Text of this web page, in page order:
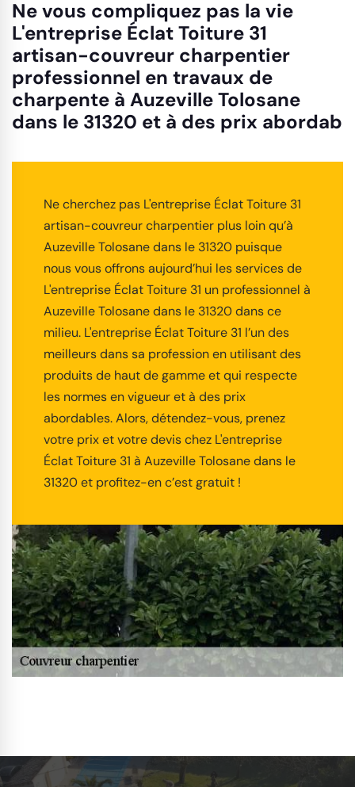
Ne vous compliquez pas la vie
L'entreprise Éclat Toiture 31
artisan-couvreur charpentier
professionnel en travaux de
charpente à Auzeville Tolosane
dans le 31320 et à des prix abordab
Ne cherchez pas L'entreprise Éclat Toiture 31
artisan-couvreur charpentier plus loin qu’à
Auzeville Tolosane dans le 31320 puisque
nous vous offrons aujourd’hui les services de
L'entreprise Éclat Toiture 31 un professionnel à
Auzeville Tolosane dans le 31320 dans ce
milieu. L'entreprise Éclat Toiture 31 l’un des
meilleurs dans sa profession en utilisant des
produits de haut de gamme et qui respecte
les normes en vigueur et à des prix
abordables. Alors, détendez-vous, prenez
votre prix et votre devis chez L'entreprise
Éclat Toiture 31 à Auzeville Tolosane dans le
31320 et profitez-en c’est gratuit !